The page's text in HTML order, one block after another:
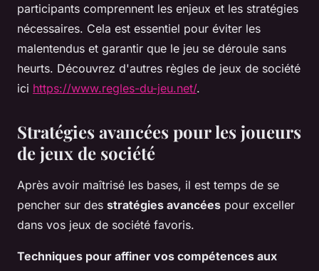
participants comprennent les enjeux et les stratégies
nécessaires. Cela est essentiel pour éviter les
malentendus et garantir que le jeu se déroule sans
heurts. Découvrez d'autres règles de jeux de société
ici https://www.regles-du-jeu.net/.
Stratégies avancées pour les joueurs
de jeux de société
Après avoir maîtrisé les bases, il est temps de se
pencher sur des stratégies avancées pour exceller
dans vos jeux de société favoris.
Techniques pour affiner vos compétences aux